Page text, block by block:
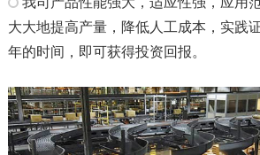
大大地提高产量，降低人工成本，实践
年的时间，即可获得投资回报。